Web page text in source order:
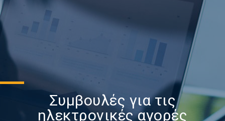
Συμβουλές για τις
ηλεκτρονικές αγορές